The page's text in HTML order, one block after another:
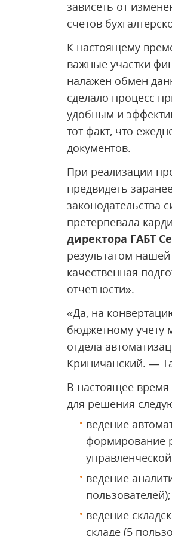
зависеть от
счетов
К настоящему
важные участки
налажен обмен
сделало процесс
удобным и
тот факт, что
документов.
При реализации
предвидеть
законодательства
претерпевала
директора ГАБТ
результатом
качественная
отчетности».
«Да, на
бюджетному учету
отдела
Криничанский. —
В настоящее время
для решения
ведение
формирование
ведение
пользователей);
ведение
складе (5